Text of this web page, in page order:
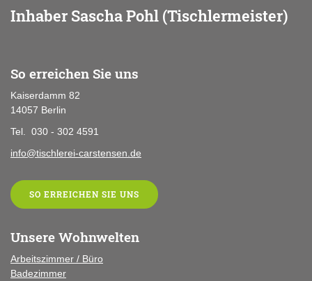
Inhaber Sascha Pohl (Tischlermeister)
So erreichen Sie uns
Kaiserdamm 82
14057 Berlin
Tel. 030 - 302 4591
info@tischlerei-carstensen.de
SO ERREICHEN SIE UNS
Unsere Wohnwelten
Arbeitszimmer / Büro
Badezimmer